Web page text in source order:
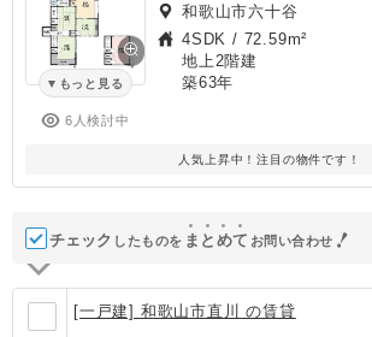
もっと見る
6人検討中
和歌山市六十谷
4SDK / 72.59m²
地上2階建
築63年
人気上昇中！注目の物件です！
チェック したものを ま と めて お問い合わせ
[一戸建] 和歌山市直川 の賃貸